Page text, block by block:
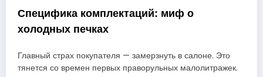
Специфика комплектаций: миф о
холодных печках
Главный страх покупателя — замерзнуть в салоне. Это
тянется со времен первых праворульных малолитражек.